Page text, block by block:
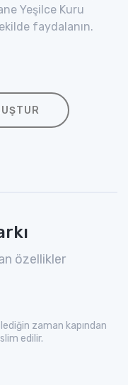
Yeşilce Kuru
faydalanın.
özellikler
zaman kapından
edilir.